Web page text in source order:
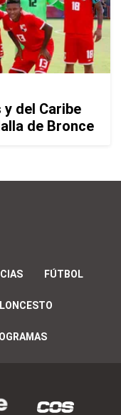
del Caribe
de Bronce
FÚTBOL